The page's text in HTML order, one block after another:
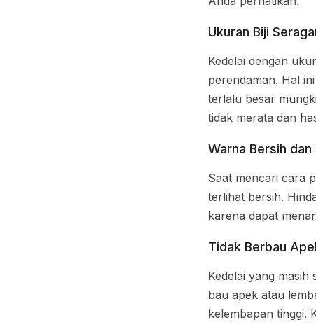
Ukuran Biji
Kedelai dengan
perendaman. Hal
terlalu besar
tidak merata dan
Warna Bersih dan
Saat mencari cara
terlihat bersih.
karena dapat
Tidak Berbau
Kedelai yang
bau apek atau
kelembapan tinggi.